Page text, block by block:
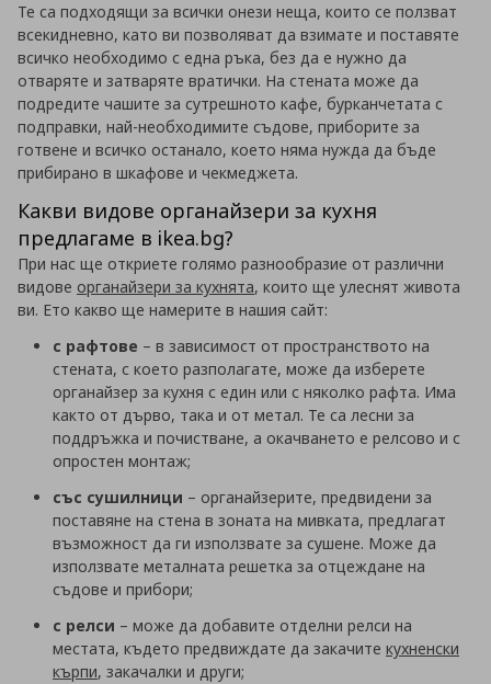
Те са подходящи за всички онези неща, които се ползват
всекидневно, като ви позволяват да взимате и поставяте
всичко необходимо с една ръка, без да е нужно да
отваряте и затваряте вратички. На стената може да
подредите чашите за сутрешното кафе, бурканчетата с
подправки, най-необходимите съдове, приборите за
готвене и всичко останало, което няма нужда да бъде
прибирано в шкафове и чекмеджета.
Какви видове органайзери за кухня
предлагаме в ikea.bg?
При нас ще откриете голямо разнообразие от различни
видове органайзери за кухнята, които ще улеснят живота
ви. Ето какво ще намерите в нашия сайт:
с рафтове – в зависимост от пространството на
стената, с което разполагате, може да изберете
органайзер за кухня с един или с няколко рафта. Има
както от дърво, така и от метал. Те са лесни за
поддръжка и почистване, а окачването е релсово и с
опростен монтаж;
със сушилници – органайзерите, предвидени за
поставяне на стена в зоната на мивката, предлагат
възможност да ги използвате за сушене. Може да
използвате металната решетка за отцеждане на
съдове и прибори;
с релси – може да добавите отделни релси на
местата, където предвиждате да закачите кухненски
кърпи, закачалки и други;